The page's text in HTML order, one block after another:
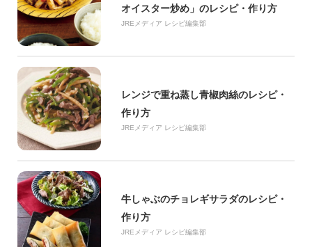
オイスター炒め」のレシピ・作り方
JREメディア レシピ編集部
レンジで重ね蒸し青椒肉絲のレシピ・
作り方
JREメディア レシピ編集部
牛しゃぶのチョレギサラダのレシピ・
作り方
JREメディア レシピ編集部